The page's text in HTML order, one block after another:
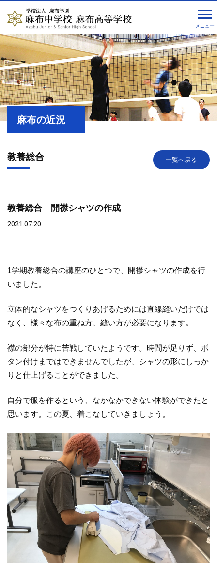
メニュー
麻布の近況
教養総合 一覧へ戻る
教養総合 開襟シャツの作成
2021.07.20
1学期教養総合の講座のひとつで、開襟シャツの作成を行
いました。
立体的なシャツをつくりあげるためには直線縫いだけでは
なく、様々な布の重ね方、縫い方が必要になります。
襟の部分が特に苦戦していたようです。時間が足りず、ボ
タン付けまではできませんでしたが、シャツの形にしっか
りと仕上げることができました。
自分で服を作るという、なかなかできない体験ができたと
思います。この夏、着こなしていきましょう。